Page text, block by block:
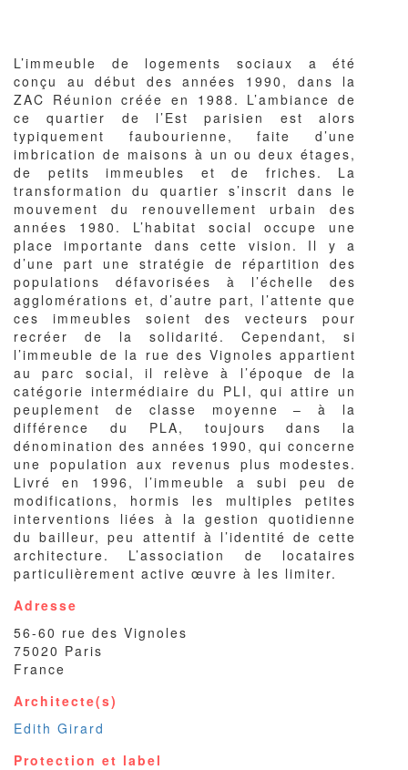
Corps
du
texte
L’immeuble de logements sociaux a été
conçu au début des années 1990, dans la
ZAC Réunion créée en 1988. L’ambiance de
ce quartier de l’Est parisien est alors
typiquement faubourienne, faite d’une
imbrication de maisons à un ou deux étages,
de petits immeubles et de friches. La
transformation du quartier s’inscrit dans le
mouvement du renouvellement urbain des
années 1980. L’habitat social occupe une
place importante dans cette vision. Il y a
d’une part une stratégie de répartition des
populations défavorisées à l’échelle des
agglomérations et, d’autre part, l’attente que
ces immeubles soient des vecteurs pour
recréer de la solidarité. Cependant, si
l’immeuble de la rue des Vignoles appartient
au parc social, il relève à l’époque de la
catégorie intermédiaire du PLI, qui attire un
peuplement de classe moyenne – à la
différence du PLA, toujours dans la
dénomination des années 1990, qui concerne
une population aux revenus plus modestes.
Livré en 1996, l’immeuble a subi peu de
modifications, hormis les multiples petites
interventions liées à la gestion quotidienne
du bailleur, peu attentif à l’identité de cette
architecture. L’association de locataires
particulièrement active œuvre à les limiter.
Adresse
56-60 rue des Vignoles
75020 Paris
France
Architecte(s)
Edith Girard
Protection et label